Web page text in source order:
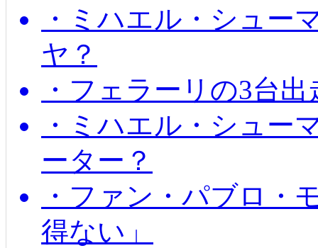
・ミハエル・シュー
ヤ？
・フェラーリの3台
・ミハエル・シュー
ーター？
・ファン・パブロ・
得ない」